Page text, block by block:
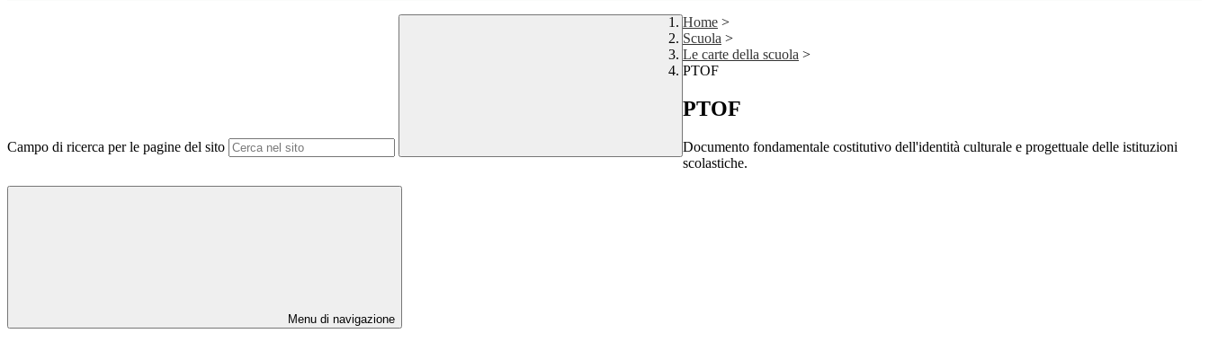
Campo di ricerca per le pagine del sito
Home >
Scuola >
Le carte della scuola >
PTOF
PTOF
Documento fondamentale costitutivo dell'identità culturale e progettuale delle istituzioni
scolastiche.
Menu di navigazione